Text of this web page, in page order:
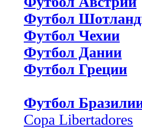
Футбол
Футбол Чехии
Футбол Дании
Футбол Греции
Футбол
Copa Libertadores